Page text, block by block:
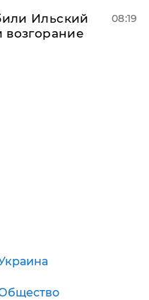
Ильский
возгорание
08:19